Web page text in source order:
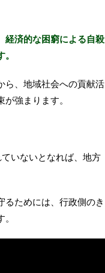
経済的な困窮による自殺
ら、地域社会への貢献活
強まります。
いないとなれば、地方
ためには、行政側のき